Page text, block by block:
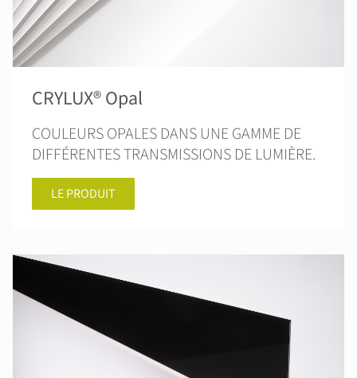
CRYLUX® Opal
COULEURS OPALES DANS UNE GAMME DE
DIFFÉRENTES TRANSMISSIONS DE LUMIÈRE.
LE PRODUIT